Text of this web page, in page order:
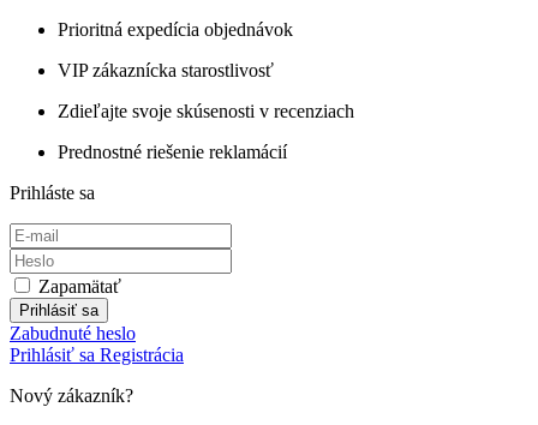
Prioritná expedícia objednávok
VIP zákaznícka starostlivosť
Zdieľajte svoje skúsenosti v recenziach
Prednostné riešenie reklamácií
Prihláste sa
Zapamätať
Prihlásiť sa
Zabudnuté heslo
Prihlásiť sa Registrácia
Nový zákazník?